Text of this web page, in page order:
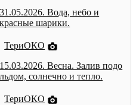
31.05.2026. Вода, небо и
красные шарики.
ТериОКО
15.03.2026. Весна. Залив подо
льдом, солнечно и тепло.
ТериОКО